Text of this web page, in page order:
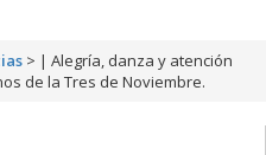
> | Alegría, danza y atención
de la Tres de Noviembre.